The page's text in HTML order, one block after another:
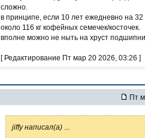
сложно.
в принципе, если 10 лет ежедневно на
около 116 кг кофейных семечек/косточек.
вполне можно не ныть на хруст
[ Редактирование Пт мар 20 2026, 03:26 ]
Пт
jiffy написал(а)